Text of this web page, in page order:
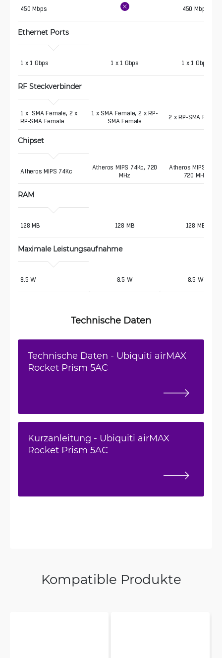
450 Mbps 450 Mbps
Ethernet Ports
1 x 1 Gbps 1 x 1 Gbps 1 x 1 Gbps
RF Steckverbinder
1 x  SMA Female, 2 x
RP-SMA Female
1 x SMA Female, 2 x RP-
SMA Female
2 x RP-SMA Female
Chipset
Atheros MIPS 74Kc
Atheros MIPS 74Kc, 720
MHz
Atheros MIPS 74Kc,
720 MHz
RAM
128 MB 128 MB 128 MB
Maximale Leistungsaufnahme
9.5 W 8.5 W 8.5 W
Technische Daten
Technische Daten - Ubiquiti airMAX
Rocket Prism 5AC
Kurzanleitung - Ubiquiti airMAX
Rocket Prism 5AC
Kompatible Produkte